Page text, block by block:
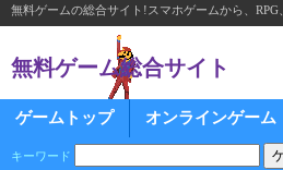
無料ゲームの総合サイト!スマホゲームから、
無料ゲーム総合サイト
ゲームトップ オンラインゲーム
キーワード